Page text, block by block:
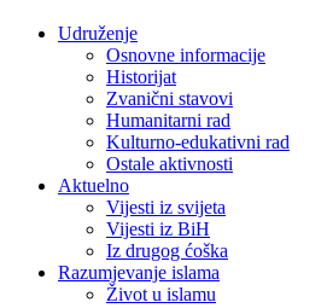
Udruženje
Osnovne informacije
Historijat
Zvanični stavovi
Humanitarni rad
Kulturno-edukativni rad
Ostale aktivnosti
Aktuelno
Vijesti iz svijeta
Vijesti iz BiH
Iz drugog ćoška
Razumjevanje islama
Život u islamu